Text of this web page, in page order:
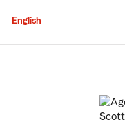
English